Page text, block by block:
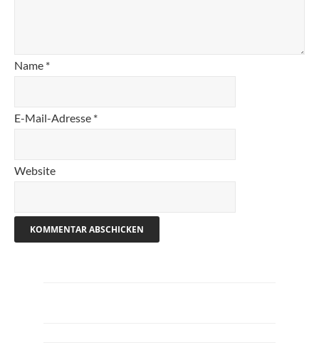
Name *
E-Mail-Adresse *
Website